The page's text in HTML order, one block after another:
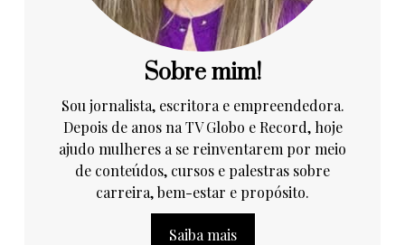
Sobre mim!
Sou jornalista, escritora e empreendedora.
Depois de anos na TV Globo e Record, hoje
ajudo mulheres a se reinventarem por meio
de conteúdos, cursos e palestras sobre
carreira, bem-estar e propósito.
Saiba mais